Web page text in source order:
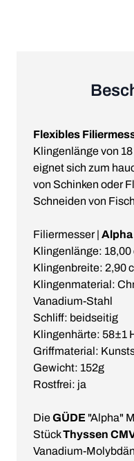
Flexibles
Klingenlänge von
eignet sich zum
von Schinken oder
Schneiden von
Filiermesser | Alpha
Klingenlänge: 18,00
Klingenbreite: 2,90
Klingenmaterial:
Vanadium-Stahl
Schliff: beidseitig
Klingenhärte: 58±1
Griffmaterial:
Gewicht: 152g
Rostfrei: ja
DieGÜDE "Alpha"
StückThyssen
Vanadium-